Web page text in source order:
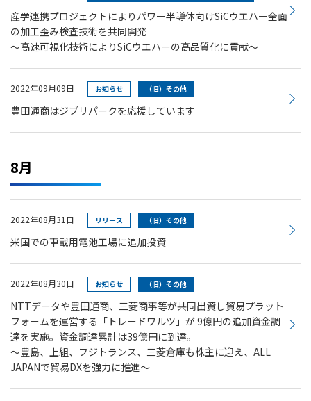
産学連携プロジェクトによりパワー半導体向けSiCウエハー全面
の加工歪み検査技術を共同開発
～高速可視化技術によりSiCウエハーの高品質化に貢献～
2022年09月09日 お知らせ （旧）その他
豊田通商はジブリパークを応援しています
8月
2022年08月31日 リリース （旧）その他
米国での車載用電池工場に追加投資
2022年08月30日 お知らせ （旧）その他
NTTデータや豊田通商、三菱商事等が共同出資し貿易プラット
フォームを運営する「トレードワルツ」が 9億円の追加資金調
達を実施。資金調達累計は39億円に到達。
～豊島、上組、フジトランス、三菱倉庫も株主に迎え、ALL
JAPANで貿易DXを強力に推進～